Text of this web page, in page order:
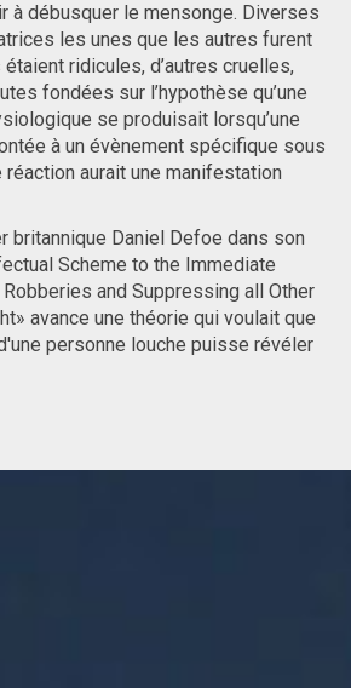
à débusquer le mensonge. Diverses
les unes que les autres furent
ridicules, d’autres cruelles,
fondées sur l’hypothèse qu’une
se produisait lorsqu’une
à un évènement spécifique sous
aurait une manifestation
britannique Daniel Defoe dans son
Scheme to the Immediate
and Suppressing all Other
avance une théorie qui voulait que
personne louche puisse révéler